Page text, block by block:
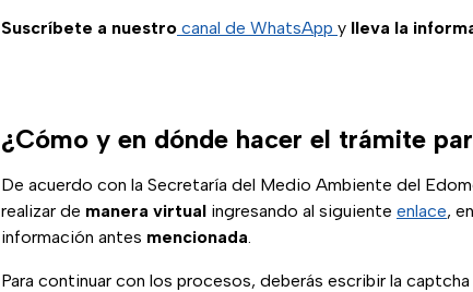
Suscríbete a nuestro canal de WhatsApp y lleva la
¿Cómo y en dónde hacer el trámite
De acuerdo con la Secretaría del Medio Ambiente del
realizar de manera virtual ingresando al siguiente enlace,
información antes mencionada
Para continuar con los procesos, deberás escribir la